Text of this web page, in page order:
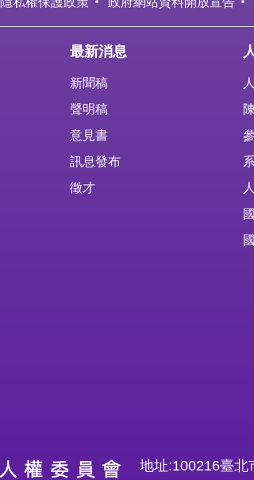
最新消息
新聞稿
聲明稿
意見書
訊息發布
徵才
地址:100216臺北